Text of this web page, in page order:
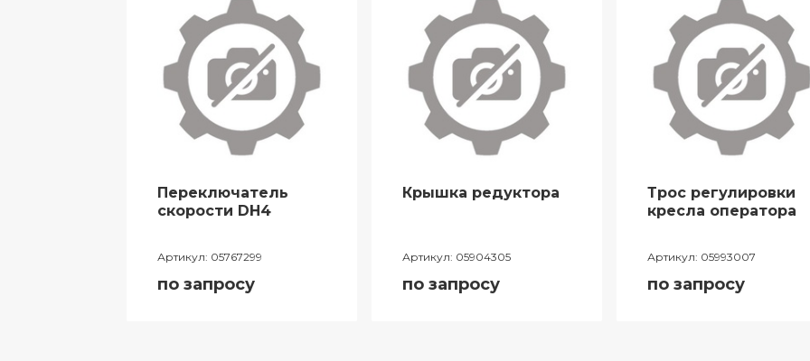
Переключатель
скорости DH4
Артикул: 05767299
по запросу
Крышка редуктора
Артикул: 05904305
по запросу
Трос регулировки
кресла оператора
Артикул: 05993007
по запросу